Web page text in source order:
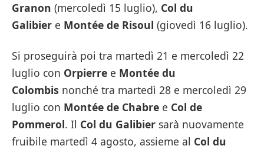
Granon (mercoledì 15 luglio), Col du
Galibier e Montée de Risoul (giovedì 16 luglio).
Si proseguirà poi tra martedì 21 e mercoledì 22
luglio con Orpierre e Montée du
Colombis nonché tra martedì 28 e mercoledì 29
luglio con Montée de Chabre e Col de
Pommerol. Il Col du Galibier sarà nuovamente
fruibile martedì 4 agosto, assieme al Col du